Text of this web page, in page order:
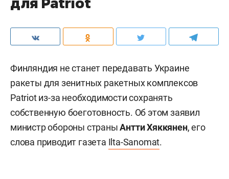
Финляндия не станет передавать Украине
ракеты для зенитных ракетных комплексов
Patriot из-за необходимости сохранять
собственную боеготовность. Об этом заявил
министр обороны страныАнтти Хяккянен, его
слова приводит газета Ilta-Sanomat.